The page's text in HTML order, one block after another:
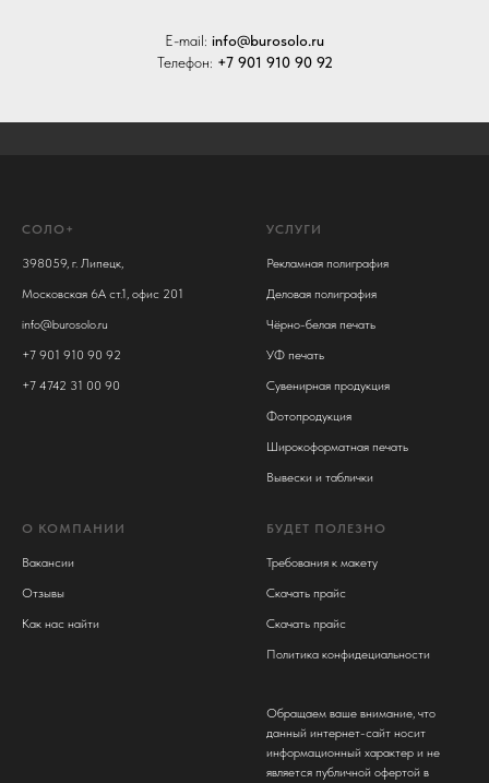
E-mail: info@burosolo.ru
Телефон: +7 901 910 90 92
СОЛО+
398059, г. Липецк,
Московская 6А ст.1, офис 201
info@burosolo.ru
+7 901 910 90 92
+7 4742 31 00 90
УСЛУГИ
Рекламная полиграфия
Деловая полиграфия
Чёрно-белая печать
УФ печать
Сувенирная продукция
Фотопродукция
Широкоформатная печать
Вывески и таблички
О КОМПАНИИ
Вакансии
Отзывы
Как нас найти
БУДЕТ ПОЛЕЗНО
Требования к макету
Скачать прайс
Скачать прайс
Политика конфидециальности
Обращаем ваше внимание, что
данный интернет-сайт носит
информационный характер и не
является публичной офертой в